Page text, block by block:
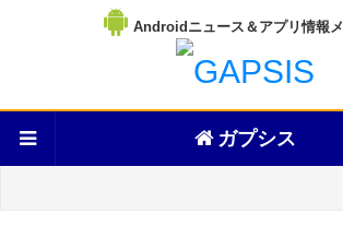
Androidニュース＆アプリ情報
ガプシス